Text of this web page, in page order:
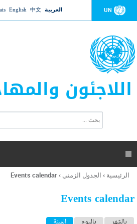
to navigation UN العربية 中文
English
اللاجئون
ت
ر
ل
ح
ب

أنت
هنا
الرئيسية › الجدول الزمني ›
Events calendar
Events calendar